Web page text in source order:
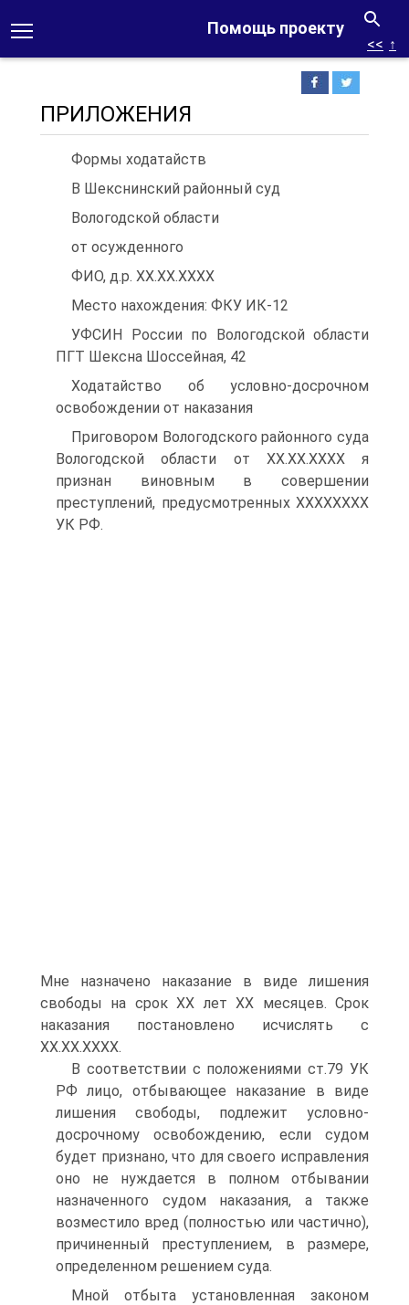
Помощь проекту
<< ↑
ПРИЛОЖЕНИЯ
Формы ходатайств
В Шекснинский районный суд
Вологодской области
от осужденного
ФИО, д.р. ХХ.ХХ.ХХХХ
Место нахождения: ФКУ ИК-12
УФСИН России по Вологодской области
ПГТ Шексна Шоссейная, 42
Ходатайство об условно-досрочном
освобождении от наказания
Приговором Вологодского районного суда
Вологодской области от ХХ.ХХ.ХХХХ я
признан виновным в совершении
преступлений, предусмотренных ХХХХХХХХ
УК РФ.
Мне назначено наказание в виде лишения
свободы на срок XX лет XX месяцев. Срок
наказания постановлено исчислять с
ХХ.ХХ.ХХХХ.
В соответствии с положениями ст.79 УК
РФ лицо, отбывающее наказание в виде
лишения свободы, подлежит условно-
досрочному освобождению, если судом
будет признано, что для своего исправления
оно не нуждается в полном отбывании
назначенного судом наказания, а также
возместило вред (полностью или частично),
причиненный преступлением, в размере,
определенном решением суда.
Мной отбыта установленная законом